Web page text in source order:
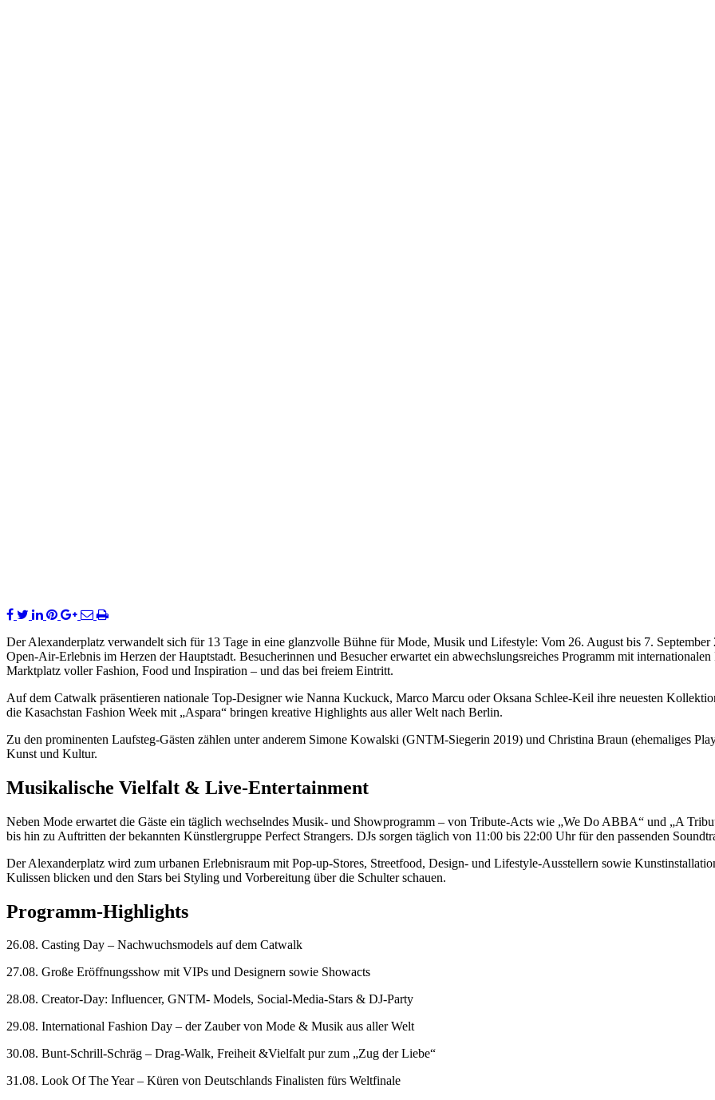
Der Alexanderplatz verwandelt sich für 13 Tage in eine glanzvolle Bühne für Mode, Musik und Lifestyle: Vom 26. August bis 7.
Open-Air-Erlebnis im Herzen der Hauptstadt. Besucherinnen und Besucher erwartet ein abwechslungsreiches Programm mit
Marktplatz voller Fashion, Food und Inspiration – und das bei freiem Eintritt.
Auf dem Catwalk präsentieren nationale Top-Designer wie Nanna Kuckuck, Marco Marcu oder Oksana Schlee-Keil ihre neuesten
die Kasachstan Fashion Week mit „Aspara“ bringen kreative Highlights aus aller Welt nach Berlin.
Zu den prominenten Laufsteg-Gästen zählen unter anderem Simone Kowalski (GNTM-Siegerin 2019) und Christina Braun (ehemaliges
Kunst und Kultur.
Musikalische Vielfalt & Live-Entertainment
Neben Mode erwartet die Gäste ein täglich wechselndes Musik- und Showprogramm – von Tribute-Acts wie „We Do ABBA“ und „A
bis hin zu Auftritten der bekannten Künstlergruppe Perfect Strangers. DJs sorgen täglich von 11:00 bis 22:00 Uhr für den passenden
Der Alexanderplatz wird zum urbanen Erlebnisraum mit Pop-up-Stores, Streetfood, Design- und Lifestyle-Ausstellern sowie
Kulissen blicken und den Stars bei Styling und Vorbereitung über die Schulter schauen.
Programm-Highlights
26.08. Casting Day – Nachwuchsmodels auf dem Catwalk
27.08. Große Eröffnungsshow mit VIPs und Designern sowie Showacts
28.08. Creator-Day: Influencer, GNTM- Models, Social-Media-Stars & DJ-Party
29.08. International Fashion Day – der Zauber von Mode & Musik aus aller Welt
30.08. Bunt-Schrill-Schräg – Drag-Walk, Freiheit &Vielfalt pur zum „Zug der Liebe“
31.08. Look Of The Year – Küren von Deutschlands Finalisten fürs Weltfinale